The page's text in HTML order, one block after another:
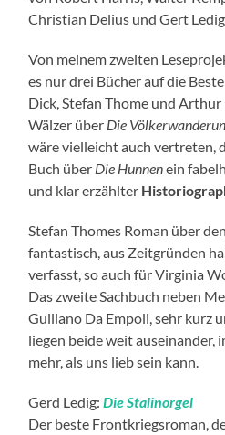
Christian Delius und Gert
Von meinem zweiten
es nur drei Bücher auf die
Dick, Stefan Thome und
Wälzer über Die
wäre vielleicht auch vertreten,
Buch über Die Hunnenein
und klar erzählter
Stefan Thomes Roman über
fantastisch, aus Zeitgründen
verfasst, so auch für Virginia
Das zweite Sachbuch neben
Guiliano Da Empoli, sehr kurz
liegen beide weit auseinander,
mehr, als uns lieb sein kann.
Gerd Ledig:Die Stalinorgel
Der beste Frontkriegsroman,